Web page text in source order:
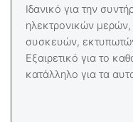
Ιδανικό για την
ηλεκτρονικών
συσκευών,
Εξαιρετικό για το
κατάλληλο για τα